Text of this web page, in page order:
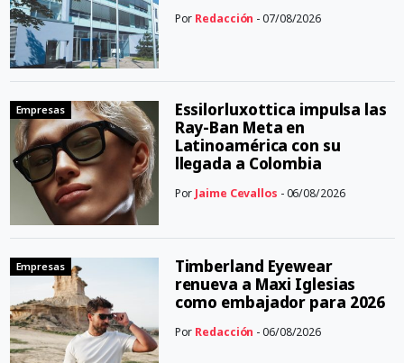
Por Redacción - 07/08/2026
Empresas
Essilorluxottica impulsa las
Ray-Ban Meta en
Latinoamérica con su
llegada a Colombia
Por Jaime Cevallos - 06/08/2026
Empresas
Timberland Eyewear
renueva a Maxi Iglesias
como embajador para 2026
Por Redacción - 06/08/2026